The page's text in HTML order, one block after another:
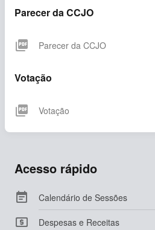
Parecer da CCJO
picture_as_pdf Parecer da CCJO
Votação
picture_as_pdf Votação
Acesso rápido
 Calendário de Sessões
 Despesas e Receitas